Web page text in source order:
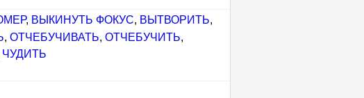
, ВЫКИНУТЬ ФОКУС, ВЫТВОРИТЬ,
,ОТЧЕБУЧИВАТЬ,ОТЧЕБУЧИТЬ,
ЧУДИТЬ